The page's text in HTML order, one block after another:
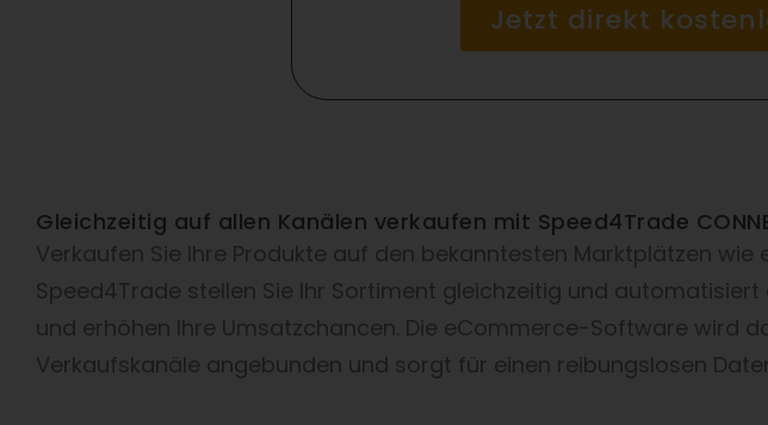
Jetzt direkt
Gleichzeitig auf allen Kanälen verkaufen mit Speed4Trade
Verkaufen Sie Ihre Produkte auf den bekanntesten Marktplätzen
Speed4Trade stellen Sie Ihr Sortiment gleichzeitig und
und erhöhen Ihre Umsatzchancen. Die eCommerce-Software wird
Verkaufskanäle angebunden und sorgt für einen reibungslosen